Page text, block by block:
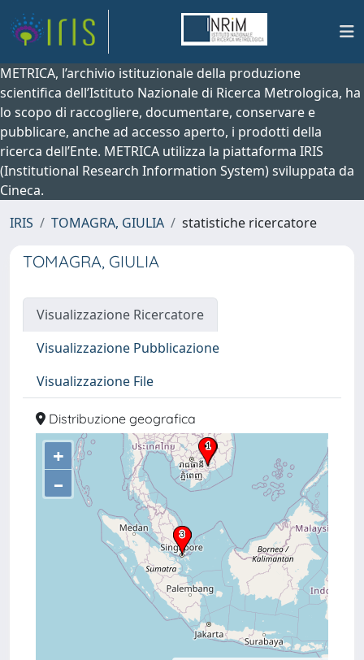
METRICA, l’archivio istituzionale della produzione
scientifica dell’Istituto Nazionale di Ricerca Metrologica, ha
lo scopo di raccogliere, documentare, conservare e
pubblicare, anche ad accesso aperto, i prodotti della
ricerca dell’Ente. METRICA utilizza la piattaforma IRIS
(Institutional Research Information System) sviluppata da
Cineca.
IRIS
TOMAGRA, GIULIA statistiche ricercatore
TOMAGRA, GIULIA
Visualizzazione Ricercatore
Visualizzazione Pubblicazione
Visualizzazione File
Distribuzione geografica
+
–